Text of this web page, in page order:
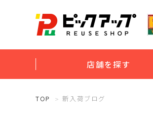
店舗を探す
TOP 新入荷ブログ